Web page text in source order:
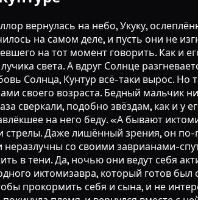
точил свои стрелы. Даже лишённый зрения, он по-прежнему оставался хорошим охотником. Неудивительно, что Кунтур спросил об этом, ведь в те дни все дети племени были неразлучны со своими заврианами-спутниками. Кунтур тоже хотел обзавестись своим спутником, но было ясно, что ни один иктомизавр не согласится долго жить в тени. Да, ночью они ведут себя активнее, но теперь мы знаем, что существовать без солнечного света они не могут. Кунтур долго искал, но так и не нашёл ни одного иктомизавра, который готов был отказаться от солнца и стать его спутником. А Укуку, единственный, на кого он мог положиться, целыми днями охотился, чтобы прокормить себя и сына, и не интересовался заврианами. В этом не было ничего удивительного: завриан-спутник Укуку выбрал помогать Койллор, когда она покинула племя, и вернулся вместе с ней в пустоши. Укуку привык к жизни без завриана, как привык к отсутствию солнечного света и зрения. Он полагал, что Кунтур рано или поздно тоже привыкнет к этому и перестанет задавать вопросы, а потому всякий раз отвечал ему привычным молчанием. К счастью, Кунтур был похож на него лишь наполовину, иначе эта история и не случилась бы. Кунтур не отличался особой кротостью. Пусть ему пока не удаётся найти своего иктомизавра, насмешек он не потерпит. Детям, которые над ним потешались, он отвечал, но не словами, а кулаками. Поначалу он постоянно проигрывал, и это было вполне объяснимо. Кунтур был мал ростом и не умел драться. Его угрюмый вид только раззадоривал детей, издевавшихся над ним. Но со временем дети перестали насмехаться над Кунтуром, напротив, они уже не осмеливались задирать его. Ведь Кунтур быстро учился, да и сил у него постепенно становилось больше. Даже без верного иктомизавра ему ничего не стоило дракой подчинить себе любого. От былых насмешек не осталось и следа. Теперь Кунтур слышал лишь робкие перешёптывания, но и этого было мало. Кунтур знал, что сможет одолеть любого мальчишку, но у него всё ещё не было завриана-спутника, а Солнце по-прежнему не дарило ему свои лучи. Вдобавок Кунтуру не нравились взгляды, которые бросали на него многие взрослые в племени. Поэтому Кунтур решил совершить нечто особенное, чтобы проявить себя. Больше никто не посмотрит на него свысока, и уж точно найдётся завриан, согласный стать его спутником. Такая возможность представилась быстро. Однажды какой-то старик в лохмотьях забрёл в племя испить воды. Люди сжалились над ним, а кто-то